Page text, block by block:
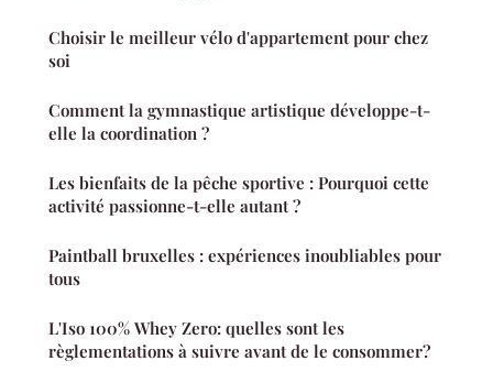
Choisir le meilleur vélo d'appartement pour chez
soi
Comment la gymnastique artistique développe-t-
elle la coordination ?
Les bienfaits de la pêche sportive : Pourquoi cette
activité passionne-t-elle autant ?
Paintball bruxelles : expériences inoubliables pour
tous
L'Iso 100% Whey Zero: quelles sont les
règlementations à suivre avant de le consommer?